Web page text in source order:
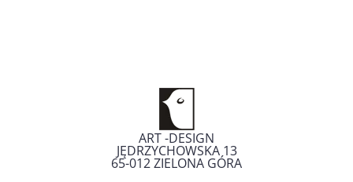
ART -DESIGN
JĘDRZYCHOWSKA 13
65-012ZIELONA GÓRA